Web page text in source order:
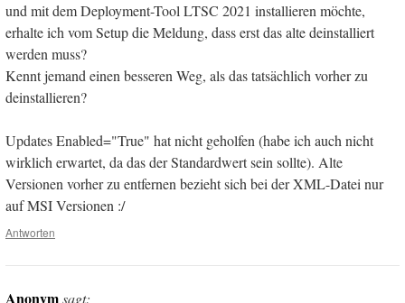
und mit dem Deployment-Tool LTSC 2021 installieren möchte,
erhalte ich vom Setup die Meldung, dass erst das alte deinstalliert
werden muss?
Kennt jemand einen besseren Weg, als das tatsächlich vorher zu
deinstallieren?
Updates Enabled="True" hat nicht geholfen (habe ich auch nicht
wirklich erwartet, da das der Standardwert sein sollte). Alte
Versionen vorher zu entfernen bezieht sich bei der XML-Datei nur
auf MSI Versionen :/
Antworten
Anonymsagt: